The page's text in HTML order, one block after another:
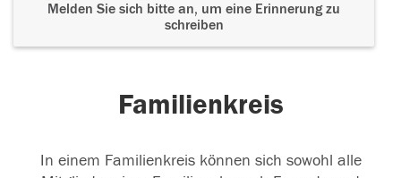
Melden Sie sich bitte an, um eine Erinnerung zu
schreiben
Familienkreis
In einem Familienkreis können sich sowohl alle